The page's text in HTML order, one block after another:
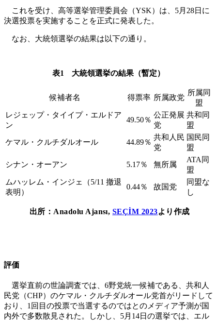
これを受け、高等選挙管理委員会（YSK）は、5月28日に
決選投票を実施することを正式に発表した。
なお、大統領選挙の結果は以下の通り。
表1 大統領選挙の結果（暫定）
候補者名 得票率 所属政党
所属同
盟
レジェップ・タイイプ・エルドア
ン
49.50％
公正発展
党
共和同
盟
ケマル・クルチダルオール 44.89％
共和人民
党
国民同
盟
シナン・オーアン 5.17％ 無所属
ATA同
盟
ムハッレム・インジェ（5/11 撤退
表明）
0.44％ 故国党
同盟な
し
出所： Anadolu Ajansı, SEÇİM 2023より作成
評価
選挙直前の世論調査では、6野党統一候補である、共和人
民党（CHP）のケマル・クルチダルオール党首がリードして
おり、1回目の投票で当選するのではとのメディア予測が国
内外で多数散見された。しかし、5月14日の選挙では、エル